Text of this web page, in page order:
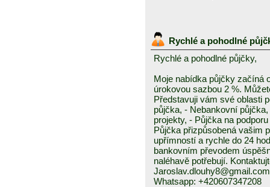
Rychlé a pohodlné
Rychlé a pohodlné půjčky,
Moje nabídka půjčky začíná
úrokovou sazbou 2 %.
Představuji vám své oblasti
půjčka, - Nebankovní
projekty, - Půjčka na
Půjčka přizpůsobená vašim
upřímností a rychle do 24
bankovním převodem
naléhavě potřebují.
Jaroslav.dlouhy8@gmail.com
Whatsapp: +420607347208